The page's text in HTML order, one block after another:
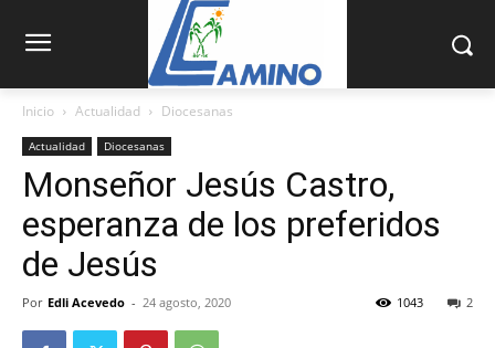
Inicio Actualidad Diocesanas
Actualidad Diocesanas
Monseñor Jesús Castro,
esperanza de los preferidos
de Jesús
Por Edli Acevedo - 24 agosto, 2020 2
1043